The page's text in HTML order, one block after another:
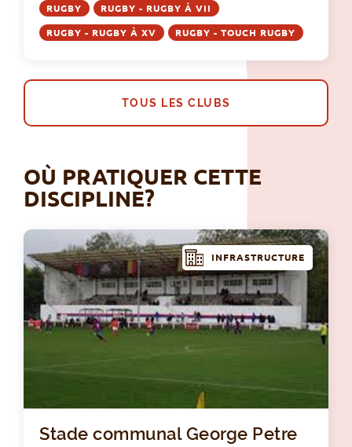
RUGBY RUGBY - RUGBY À VII
RUGBY - RUGBY À XV RUGBY - TOUCH RUGBY
TOUS LES CLUBS
OÙ PRATIQUER CETTE
DISCIPLINE?
INFRASTRUCTURE
Stade communal George Petre